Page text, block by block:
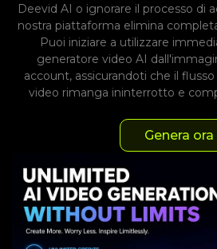
Deevid AI o ignorare il processo di
nostra piattaforma elimina
Puoi iniziare a utilizzare
generatore video AI
account, assicurandoti che il
video rimanga ininterrotto e
Genera ora